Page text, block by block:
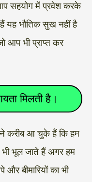
सहयोग में प्रवेश करके
यह भौतिक सुख नहीं है
आप भी प्राप्त कर
मिलती है।
करीब आ चुके हैं कि हम
भूल जाते हैं अगर हम
और बीमारियों का भी